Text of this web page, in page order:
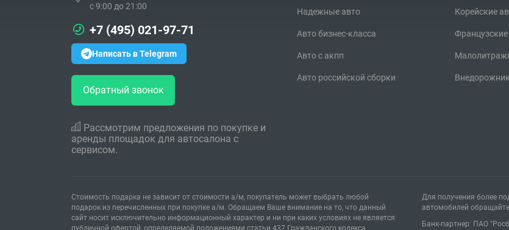
Результаты краш-тестов Geely
Monjaro C-NCAP
c 9:00 до 21:00
+7 (495) 021-97-71
Написать в Telegram
Обратный звонок
Рассмотрим предложения по покупке и
аренды площадок для автосалона с
сервисом.
Надежные авто
Авто бизнес-класса
Авто с акпп
Авто российской сборки
Корейские
Французские
Стоимость подарка не зависит от стоимости а/м, покупатель может выбрать любой
подарок из перечисленных при покупке а/м. Обращаем Ваше внимание на то, что данный
сайт носит исключительно информационный характер и ни при каких условиях не является
публичной офертой, определяемой положениями статьи 437 Гражданского кодекса
Для получения более
автомобилей
Банк-партнер: ПАО